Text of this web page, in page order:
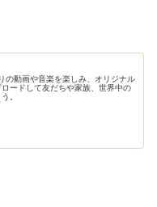
の動画や音楽を楽しみ、オリジナル
ードして友だちや家族、世界中の
。